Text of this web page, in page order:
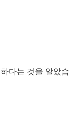
다는 것을 알았습